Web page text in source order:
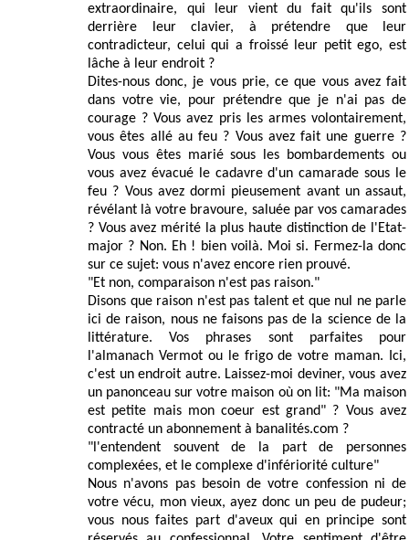
extraordinaire, qui leur vient du fait qu'ils sont
derrière leur clavier, à prétendre que leur
contradicteur, celui qui a froissé leur petit ego, est
lâche à leur endroit ?
Dites-nous donc, je vous prie, ce que vous avez fait
dans votre vie, pour prétendre que je n'ai pas de
courage ? Vous avez pris les armes volontairement,
vous êtes allé au feu ? Vous avez fait une guerre ?
Vous vous êtes marié sous les bombardements ou
vous avez évacué le cadavre d'un camarade sous le
feu ? Vous avez dormi pieusement avant un assaut,
révélant là votre bravoure, saluée par vos camarades
? Vous avez mérité la plus haute distinction de l'Etat-
major ? Non. Eh ! bien voilà. Moi si. Fermez-la donc
sur ce sujet: vous n'avez encore rien prouvé.
"Et non, comparaison n'est pas raison."
Disons que raison n'est pas talent et que nul ne parle
ici de raison, nous ne faisons pas de la science de la
littérature. Vos phrases sont parfaites pour
l'almanach Vermot ou le frigo de votre maman. Ici,
c'est un endroit autre. Laissez-moi deviner, vous avez
un panonceau sur votre maison où on lit: "Ma maison
est petite mais mon coeur est grand" ? Vous avez
contracté un abonnement à banalités.com ?
"l'entendent souvent de la part de personnes
complexées, et le complexe d'infériorité culture"
Nous n'avons pas besoin de votre confession ni de
votre vécu, mon vieux, ayez donc un peu de pudeur;
vous nous faites part d'aveux qui en principe sont